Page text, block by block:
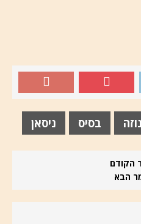
בסיס ניסאן
הקודם
הבא